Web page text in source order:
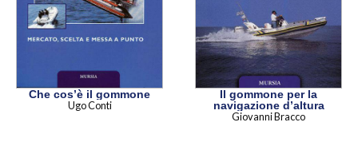
Che cos’è il gommone
Ugo Conti
Il gommone per la
navigazione d’altura
Giovanni Bracco